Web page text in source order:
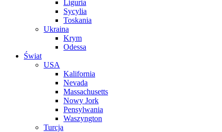
Liguria
Sycylia
Toskania
Ukraina
Krym
Odessa
Świat
USA
Kalifornia
Nevada
Massachusetts
Nowy Jork
Pensylwania
Waszyngton
Turcja